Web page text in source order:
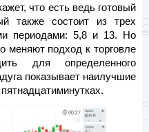
что есть ведь готовый
также состоит из трех
периодами: 5,8 и 13. Но
меняют подход к торговле
для определенного
показывает наилучшие